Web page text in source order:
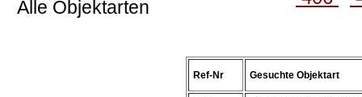
Alle Objektarten
Ref-Nr Gesuchte Objektart